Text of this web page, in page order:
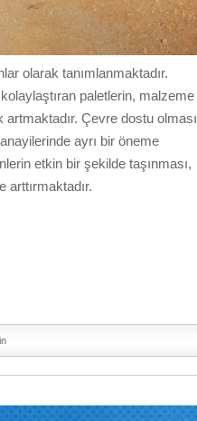
olarak tanımlanmaktadır.
kolaylaştıran paletlerin, malzeme
artmaktadır. Çevre dostu olması
ayrı bir öneme
etkin bir şekilde taşınması,